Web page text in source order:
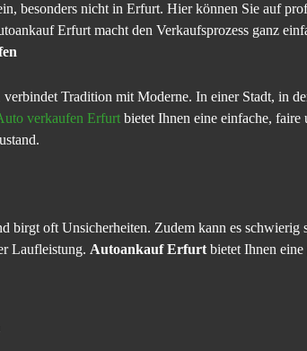
besonders nicht in Erfurt. Hier können Sie auf
Erfurt macht den Verkaufsprozess ganz
Tradition mit Moderne. In einer Stadt, in
verkaufen Erfurt bietet Ihnen eine einfache,
birgt oft Unsicherheiten. Zudem kann es schwierig
Laufleistung. Autoankauf Erfurt bietet Ihnen